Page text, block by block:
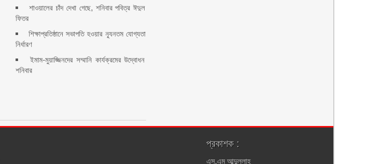
শাওয়ালের চাঁদ দেখা গেছে, শনিবার পবিত্র ঈদুল
ফিতর
শিক্ষাপ্রতিষ্ঠানে সভাপতি হওয়ার ন্যূনতম যোগ্যতা
নির্ধারণ
ইমাম-মুয়াজ্জিনদের সম্মানি কার্যক্রমের উদ্বোধন
শনিবার
প্রকাশক :
এস.এম আব্দুল্লাহ